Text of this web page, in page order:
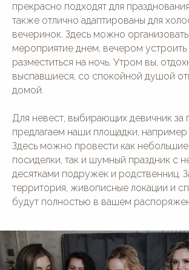
прекрасно подходят для
также отлично адаптированы для
вечеринок. Здесь можно
мероприятие днем, вечером устроить
разместиться на ночь. Утром вы,
выспавшиеся, со спокойной душой
домой.
Для невест, выбирающих девичник за
предлагаем наши площадки,
Здесь можно провести как
посиделки, так и шумный праздник с
десятками подружек и родственниц.
территория, живописные локации и
будут полностью в вашем